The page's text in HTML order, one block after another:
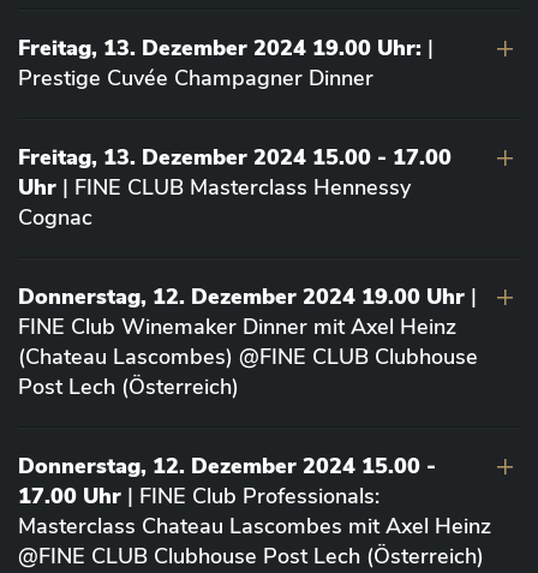
Freitag, 13. Dezember 2024 19.00 Uhr: |
Prestige Cuvée Champagner Dinner
Freitag, 13. Dezember 2024 15.00 - 17.00
Uhr | FINE CLUB Masterclass Hennessy
Cognac
Donnerstag, 12. Dezember 2024 19.00 Uhr |
FINE Club Winemaker Dinner mit Axel Heinz
(Chateau Lascombes) @FINE CLUB Clubhouse
Post Lech (Österreich)
Donnerstag, 12. Dezember 2024 15.00 -
17.00 Uhr | FINE Club Professionals:
Masterclass Chateau Lascombes mit Axel Heinz
@FINE CLUB Clubhouse Post Lech (Österreich)